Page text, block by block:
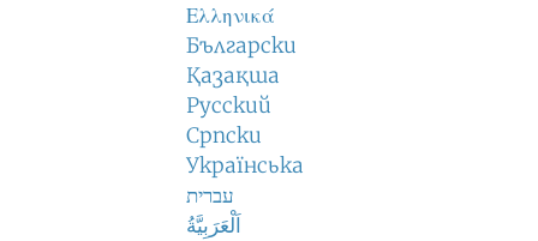
Ελληνικά
Български
Қазақша
Русский
Српски
Українська
עברית
اَلْعَرَبِيَّةُ